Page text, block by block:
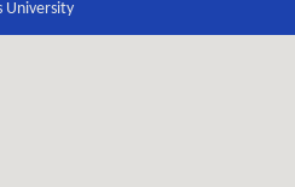
University